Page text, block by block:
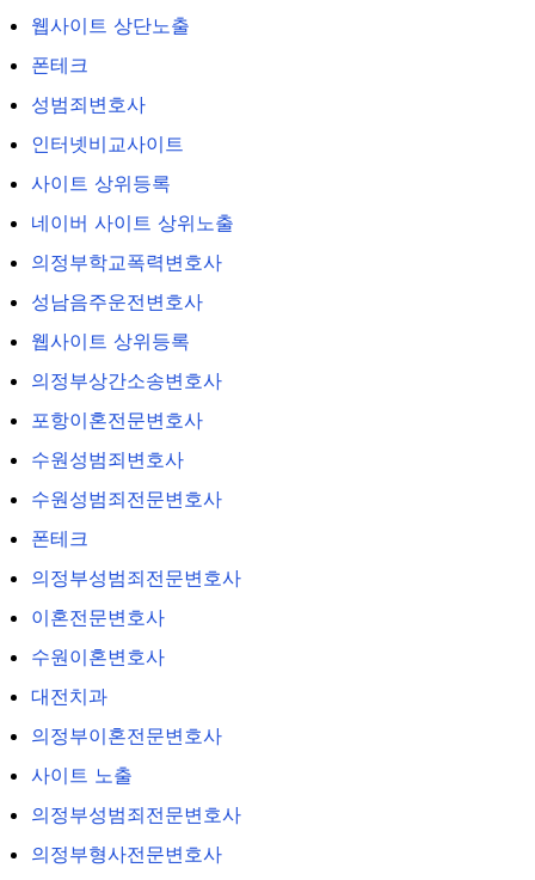
웹사이트 상단노출
폰테크
성범죄변호사
인터넷비교사이트
사이트 상위등록
네이버 사이트 상위노출
의정부학교폭력변호사
성남음주운전변호사
웹사이트 상위등록
의정부상간소송변호사
포항이혼전문변호사
수원성범죄변호사
수원성범죄전문변호사
폰테크
의정부성범죄전문변호사
이혼전문변호사
수원이혼변호사
대전치과
의정부이혼전문변호사
사이트 노출
의정부성범죄전문변호사
의정부형사전문변호사